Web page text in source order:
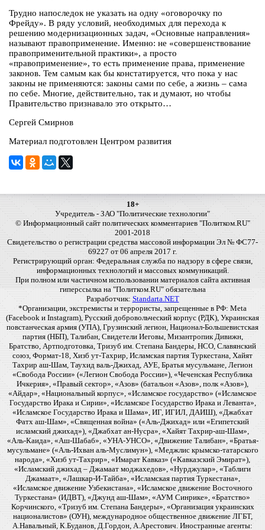
Трудно напоследок не указать на одну «оговорочку по
Фрейду». В ряду условий, необходимых для перехода к
решению модернизационных задач, «Основные направления»
называют правоприменение. Именно: не «совершенствование
правоприменительной практики», а просто
«правоприменение», то есть применение права, применение
законов. Тем самым как бы констатируется, что пока у нас
законы не применяются: законы сами по себе, а жизнь – сама
по себе. Многие, действительно, так и думают, но чтобы
Правительство признавало это открыто…
Сергей Смирнов
Материал подготовлен Центром развития
18+
Учредитель - ЗАО "Политические технологии"
© Информационный сайт политических комментариев "Политком.RU"
2001-2018
Свидетельство о регистрации средства массовой информации Эл № ФС77-
69227 от 06 апреля 2017 г.
Регистрирующий орган: Федеральная служба по надзору в сфере связи,
информационных технологий и массовых коммуникаций.
При полном или частичном использовании материалов сайта активная
гиперссылка на "Политком.RU" обязательна
Разработчик: Standarta.NET
*Организации, экстремисты и террористы, запрещенные в РФ: Meta
(Facebook и Instagram), Русский добровольческий корпус (РДК), Украинская
повстанческая армия (УПА), Грузинский легион, Национал-Большевистская
партия (НБП), Талибан, Свидетели Иеговы, Мизантропик Дивижн,
Братство, Артподготовка, Тризуб им. Степана Бандеры, НСО, Славянский
союз, Формат-18, Хизб ут-Тахрир, Исламская партия Туркестана, Хайят
Тахрир аш-Шам, Таухид валь-Джихад, АУЕ, Братья мусульмане, Легион
«Свобода России» («Легион Свобода России»), «Чеченская Республика
Ичкерия», «Правый сектор», «Азов» (батальон «Азов», полк «Азов»),
«Айдар», «Национальный корпус», «Исламское государство» («Исламское
Государство Ирака и Сирии», «Исламское Государство Ирака и Леванта»,
«Исламское Государство Ирака и Шама», ИГ, ИГИЛ, ДАИШ), «Джабхат
Фатх аш-Шам», «Священная война» («Аль-Джихад» или «Египетский
исламский джихад»), «Джабхат ан-Нусра», «Хайят Тахрир-аш-Шам»,
«Аль-Каида», «Аш-Шабаб», «УНА-УНСО», «Движение Талибан», «Братья-
мусульмане» («Аль-Ихван аль-Муслимун»), «Меджлис крымско-татарского
народа», «Хизб ут-Тахрир», «Имарат Кавказ» («Кавказский Эмират»),
«Исламский джихад – Джамаат моджахедов», «Нурджулар», «Таблиги
Джамаат», «Лашкар-И-Тайба», «Исламская партия Туркестана»,
«Исламское движение Узбекистана», «Исламское движение Восточного
Туркестана» (ИДВТ), «Джунд аш-Шам», «АУМ Синрике», «Братство»
Корчинского, «Тризуб им. Степана Бандеры», «Организация украинских
националистов» (ОУН), международное общественное движение ЛГБТ,
А.Навальный, К.Буданов, Д.Гордон, А.Арестович. Иностранные агенты: